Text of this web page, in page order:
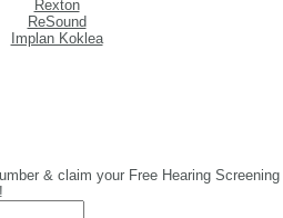
Rexton
ReSound
Implan Koklea
& claim your Free Hearing Screening